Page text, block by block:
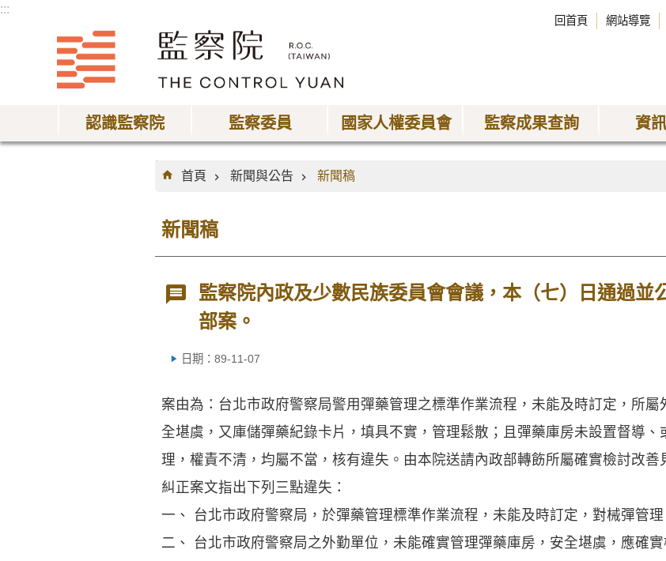
:::
回首頁 網站導覽
認識監察院 監察委員 國家人權委員會 監察成果查詢 資
:::
首頁
新聞與公告 新聞稿
新聞稿
監察院內政及少數民族委員會會議，本（七）日通過並
部案。
日期：89-11-07
案由為：台北市政府警察局警用彈藥管理之標準作業流程，未能及時訂定，所
全堪虞，又庫儲彈藥紀錄卡片，填具不實，管理鬆散；且彈藥庫房未設置督導
理，權責不清，均屬不當，核有違失。由本院送請內政部轉飭所屬確實檢討改善
糾正案文指出下列三點違失：
一、 台北市政府警察局，於彈藥管理標準作業流程，未能及時訂定，對械彈管理
二、 台北市政府警察局之外勤單位，未能確實管理彈藥庫房，安全堪虞，應確實